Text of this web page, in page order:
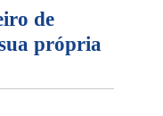
de
própria